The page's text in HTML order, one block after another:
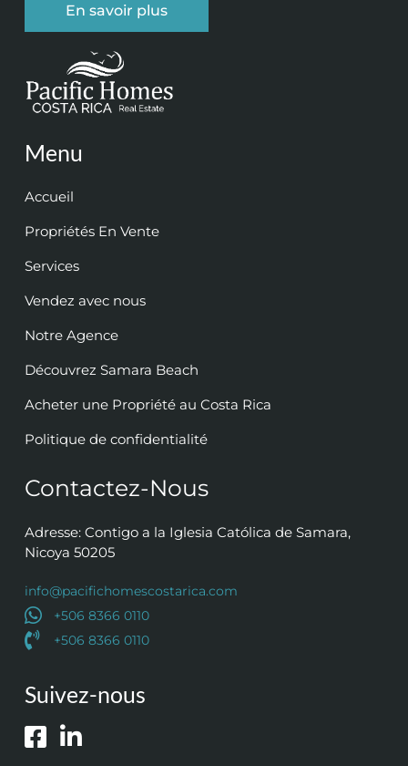
En savoir plus
Menu
Accueil
Propriétés En Vente
Services
Vendez avec nous
Notre Agence
Découvrez Samara Beach
Acheter une Propriété au Costa Rica
Politique de confidentialité
Contactez-Nous
Adresse: Contigo a la Iglesia Católica de Samara,
Nicoya 50205
info@pacifichomescostarica.com
+506 8366 0110
+506 8366 0110
Suivez-nous